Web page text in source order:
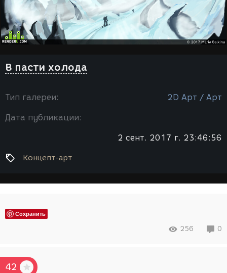
В пасти холода
Тип галереи: 2D Арт / Арт
Дата публикации:
2 сент. 2017 г. 23:46:56
Концепт-арт
Сохранить
256 0
42